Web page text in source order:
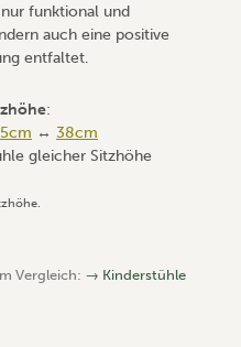
funktional und
auch eine positive
entfaltet.
:
↔ 38cm
gleicher Sitzhöhe
Vergleich: → Kinderstühle